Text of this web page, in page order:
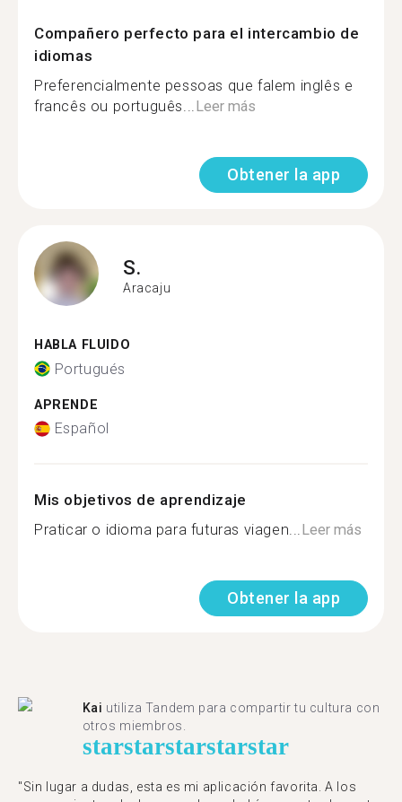
Compañero perfecto para el intercambio de
idiomas
Preferencialmente pessoas que falem inglês e
francês ou português...Leer más
Obtener la app
S.
Aracaju
HABLA FLUIDO
Portugués
APRENDE
Español
Mis objetivos de aprendizaje
Praticar o idioma para futuras viagen...Leer más
Obtener la app
Kai utiliza Tandem para compartir tu cultura con
otros miembros.
starstarstarstarstar
"Sin lugar a dudas, esta es mi aplicación favorita. A los